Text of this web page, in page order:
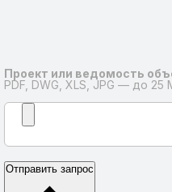
Проект или ведомость
PDF, DWG, XLS, JPG — до 25
Отправить запрос